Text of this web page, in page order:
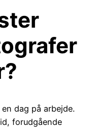
dag på arbejde.
forudgående